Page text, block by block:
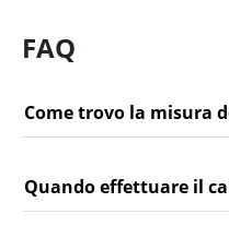
FAQ
Come trovo la misura
Quando effettuare il